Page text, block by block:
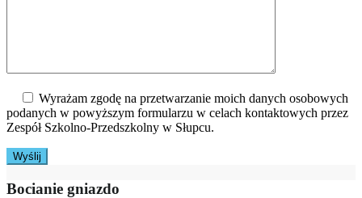
Wyrażam zgodę na przetwarzanie moich danych osobowych
podanych w powyższym formularzu w celach kontaktowych przez
Zespół Szkolno-Przedszkolny w Słupcu.
Bocianie gniazdo